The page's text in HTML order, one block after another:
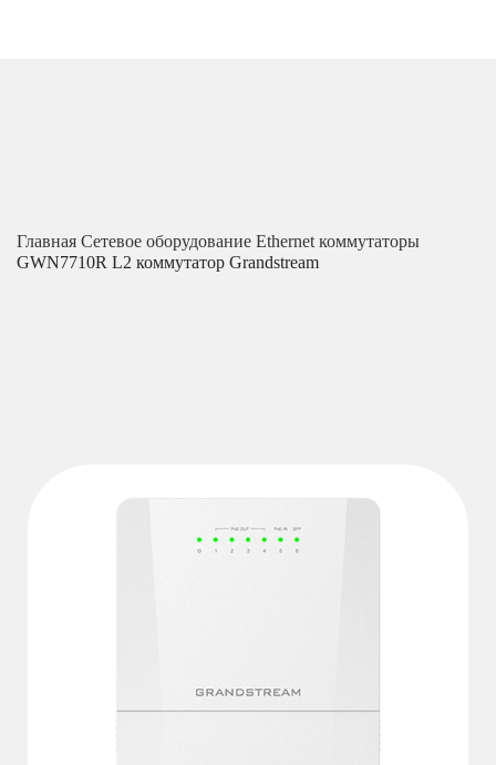
Главная Сетевое оборудование Ethernet коммутаторы
GWN7710R L2 коммутатор Grandstream